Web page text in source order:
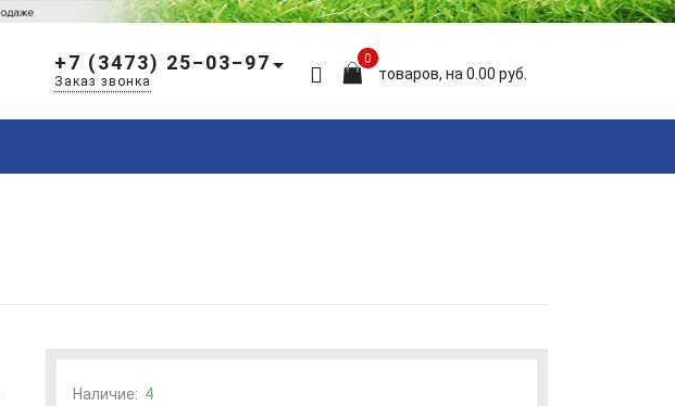
0
товаров, на 0.00 руб.
+7 (3473) 25‒03‒97
Заказ звонка
Наличие: 4